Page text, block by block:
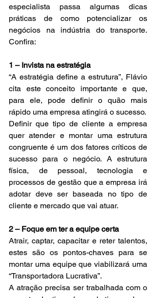
especialista passa algumas dicas
práticas de como potencializar os
negócios na indústria do transporte.
Confira:
1 – Invista na estratégia
“A estratégia define a estrutura”, Flávio
cita este conceito importante e que,
para ele, pode definir o quão mais
rápido uma empresa atingirá o sucesso.
Definir que tipo de cliente a empresa
quer atender e montar uma estrutura
congruente é um dos fatores críticos de
sucesso para o negócio. A estrutura
física, de pessoal, tecnologia e
processos de gestão que a empresa irá
adotar deve ser baseada no tipo de
cliente e mercado que vai atuar.
2 – Foque em ter a equipe certa
Atrair, captar, capacitar e reter talentos,
estes são os pontos-chaves para se
montar uma equipe que viabilizará uma
“Transportadora Lucrativa”.
A atração precisa ser trabalhada com o